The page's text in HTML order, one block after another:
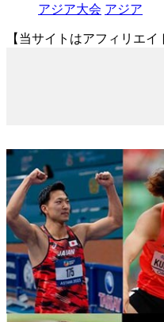
アジア大会 アジア
【当サイトはアフィリエ